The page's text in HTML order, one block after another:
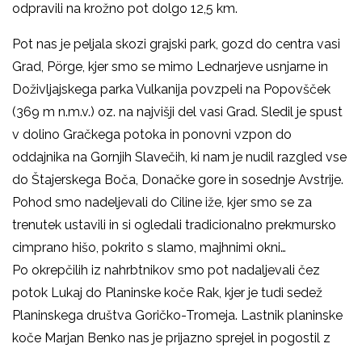
odpravili na krožno pot dolgo 12,5 km.
Pot nas je peljala skozi grajski park, gozd do centra vasi
Grad, Pörge, kjer smo se mimo Lednarjeve usnjarne in
Doživljajskega parka Vulkanija povzpeli na Popovšček
(369 m n.m.v.) oz. na najvišji del vasi Grad. Sledil je spust
v dolino Gračkega potoka in ponovni vzpon do
oddajnika na Gornjih Slavečih, ki nam je nudil razgled vse
do Štajerskega Boča, Donačke gore in sosednje Avstrije.
Pohod smo nadeljevali do Ciline iže, kjer smo se za
trenutek ustavili in si ogledali tradicionalno prekmursko
cimprano hišo, pokrito s slamo, majhnimi okni…
Po okrepčilih iz nahrbtnikov smo pot nadaljevali čez
potok Lukaj do Planinske koče Rak, kjer je tudi sedež
Planinskega društva Goričko-Tromeja. Lastnik planinske
koče Marjan Benko nas je prijazno sprejel in pogostil z